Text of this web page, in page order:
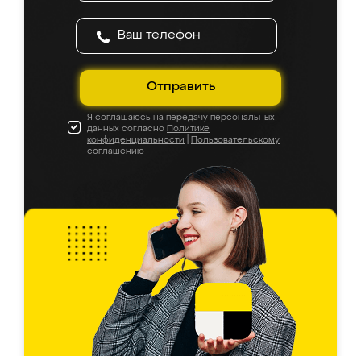
Отправить
Я соглашаюсь на передачу персональных
данных согласно Политике
конфиденциальности
Пользовательскому
соглашению